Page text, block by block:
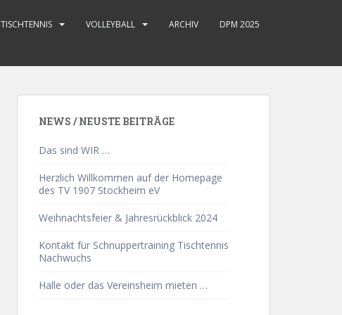
TISCHTENNIS VOLLEYBALL ARCHIV DPM 2025
NEWS / NEUSTE BEITRÄGE
Das sind WIR …
Herzlich Willkommen auf der Homepage
des TV 1907 Stockheim eV
Weihnachtsfeier & Jahresrückblick 2024
Kontakt für Schnuppertraining Tischtennis
Nachwuchs
Halle oder das Vereinsheim mieten …